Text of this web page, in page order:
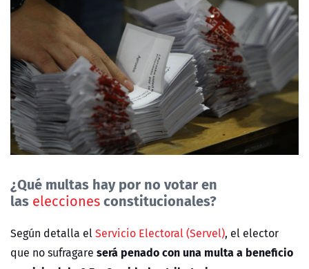
¿Qué multas hay por no votar en
las eleccionesconstitucionales?
Según detalla elServicio Electoral (Servel), el elector
que no sufragare será penado con una multa a beneficio